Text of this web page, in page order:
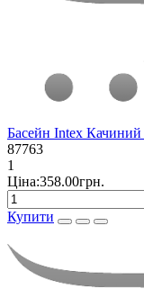
Басейн Intex
87763
1
Ціна:358.00грн.
Купити